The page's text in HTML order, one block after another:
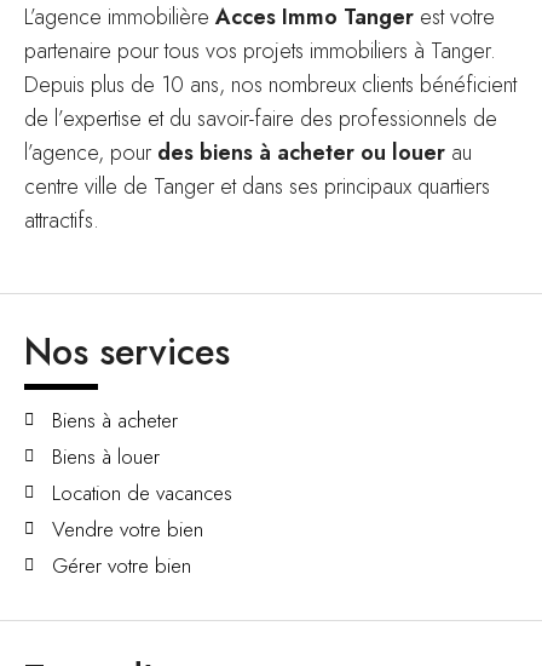
L’agence immobilière Acces Immo Tanger est votre
partenaire pour tous vos projets immobiliers à Tanger.
Depuis plus de 10 ans, nos nombreux clients bénéficient
de l’expertise et du savoir-faire des professionnels de
l’agence, pour des biens à acheter ou louer au
centre ville de Tanger et dans ses principaux quartiers
attractifs.
Nos services
Biens à acheter
Biens à louer
Location de vacances
Vendre votre bien
Gérer votre bien